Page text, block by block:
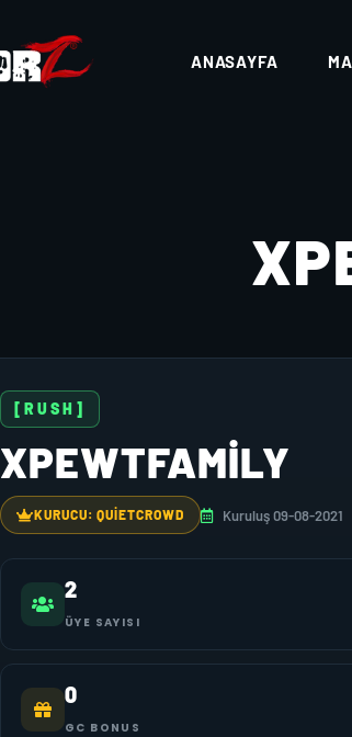
ANASAYFA
[RUSH]
XPEWTFAMILY
KURUCU: QUIETCROWD Kuruluş 09-08-2021
2
ÜYE SAYISI
0
GC BONUS